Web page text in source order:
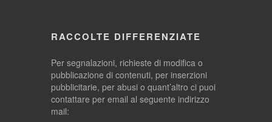
RACCOLTE DIFFERENZIATE
Per segnalazioni, richieste di modifica o
pubblicazione di contenuti, per inserzioni
pubblicitarie, per abusi o quant’altro ci puoi
contattare per email al seguente indirizzo
mail: